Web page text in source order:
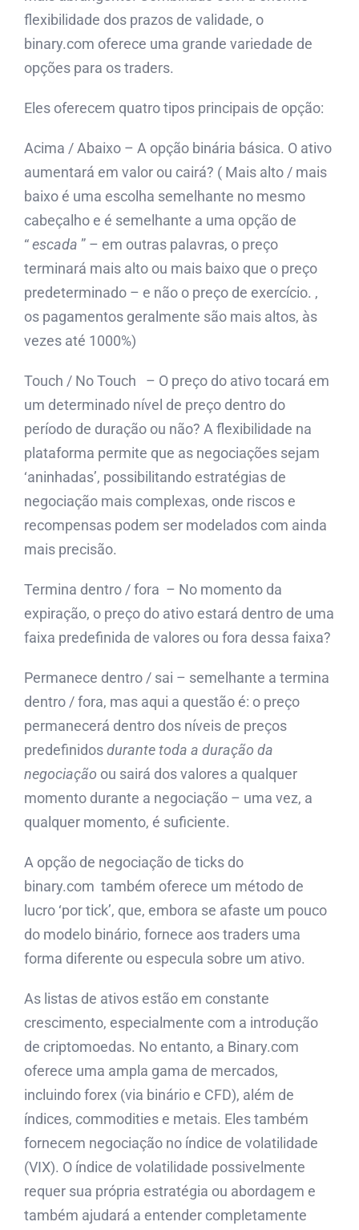
flexibilidade dos prazos de validade, o
binary.com oferece uma grande variedade de
opções para os traders.
Eles oferecem quatro tipos principais de opção:
Acima / Abaixo – A opção binária básica. O ativo
aumentará em valor ou cairá? ( Mais alto / mais
baixo é uma escolha semelhante no mesmo
cabeçalho e é semelhante a uma opção de
“escada ” – em outras palavras, o preço
terminará mais alto ou mais baixo que o preço
predeterminado – e não o preço de exercício. ,
os pagamentos geralmente são mais altos, às
vezes até 1000%)
Touch / No Touch – O preço do ativo tocará em
um determinado nível de preço dentro do
período de duração ou não? A flexibilidade na
plataforma permite que as negociações sejam
‘aninhadas’, possibilitando estratégias de
negociação mais complexas, onde riscos e
recompensas podem ser modelados com ainda
mais precisão.
Termina dentro / fora – No momento da
expiração, o preço do ativo estará dentro de uma
faixa predefinida de valores ou fora dessa faixa?
Permanece dentro / sai – semelhante a termina
dentro / fora, mas aqui a questão é: o preço
permanecerá dentro dos níveis de preços
predefinidosdurante toda a duração da
negociação ou sairá dos valores a qualquer
momento durante a negociação – uma vez, a
qualquer momento, é suficiente.
A opção de negociação de ticks do
binary.com também oferece um método de
lucro ‘por tick’, que, embora se afaste um pouco
do modelo binário, fornece aos traders uma
forma diferente ou especula sobre um ativo.
As listas de ativos estão em constante
crescimento, especialmente com a introdução
de criptomoedas. No entanto, a Binary.com
oferece uma ampla gama de mercados,
incluindo forex (via binário e CFD), além de
índices, commodities e metais. Eles também
fornecem negociação no índice de volatilidade
(VIX). O índice de volatilidade possivelmente
requer sua própria estratégia ou abordagem e
também ajudará a entender completamente